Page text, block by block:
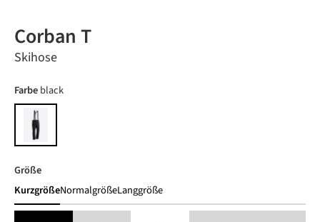
Corban T
Skihose
Farbeauswählen
black
black
Größeauswählen
KurzgrößeNormalgrößeLanggröße